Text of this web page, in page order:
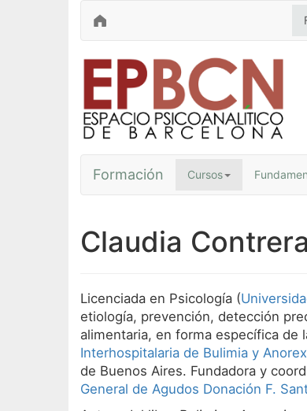
Formación Cursos
Claudia
Licenciada en Psicología (
etiología, prevención, detección
alimentaria, en forma específica de
Interhospitalaria de Bulimia y
de Buenos Aires. Fundadora y
General de Agudos Donación F.